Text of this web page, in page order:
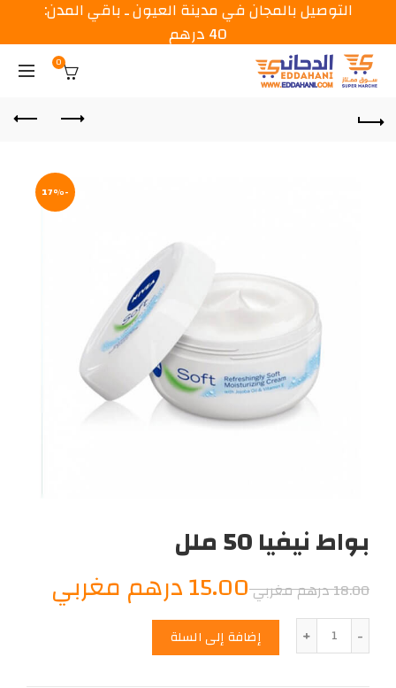
0
-17%
بواط نيفيا 50 ملل
18.00درهم مغربيالسعر
الأصلي
هو:
15.00درهم مغربي
الكمية إضافة إلى السلة
التوصيل بالمجان في مدينة العيون ـ باقي المدن:
40 درهم